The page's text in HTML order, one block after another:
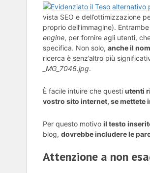
vista SEO e dell’ottimizzazione
proprio dell’immagine).
engine, per fornire agli utenti,
specifica. Non solo, anche il
ricerca è senz’altro più
_MG_7046.jpg.
È facile intuire che questi utenti
vostro sito internet, se mettete
Per questo motivo il testo
blog, dovrebbe includere le
Attenzione a non